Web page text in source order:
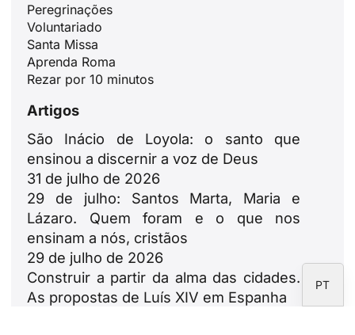
Peregrinações
Voluntariado
Santa Missa
Aprenda Roma
Rezar por 10 minutos
Artigos
São Inácio de Loyola: o santo que
ensinou a discernir a voz de Deus
31 de julho de 2026
29 de julho: Santos Marta, Maria e
Lázaro. Quem foram e o que nos
ensinam a nós, cristãos
29 de julho de 2026
Construir a partir da alma das cidades.
As propostas de Luís XIV em Espanha
PT